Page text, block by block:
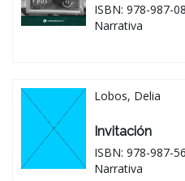
ISBN: 978-987-
Narrativa
Lobos, Delia
Invitación
ISBN: 978-987-
Narrativa